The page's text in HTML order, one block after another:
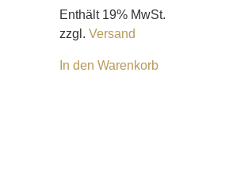
Enthält 19% MwSt.
zzgl. Versand
In den Warenkorb